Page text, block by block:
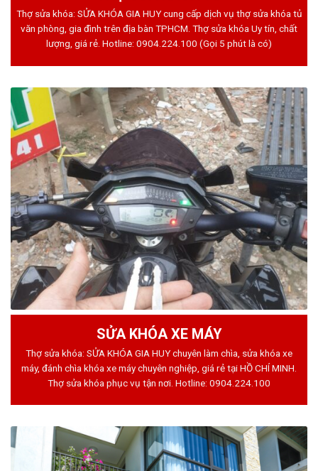
Thợ sửa khóa: SỬA KHÓA GIA HUY cung cấp dịch vụ thợ sửa khóa tủ
văn phòng, gia đình trên địa bàn TPHCM. Thợ sửa khóa Uy tín, chất
lượng, giá rẻ. Hotline: 0904.224.100 (Gọi 5 phút là có)
SỬA KHÓA XE MÁY
Thợ sửa khóa: SỬA KHÓA GIA HUY chuyên làm chìa, sửa khóa xe
máy, đánh chìa khóa xe máy chuyên nghiệp, giá rẻ tại HỒ CHÍ MINH.
Thợ sửa khóa phục vụ tận nơi. Hotline: 0904.224.100